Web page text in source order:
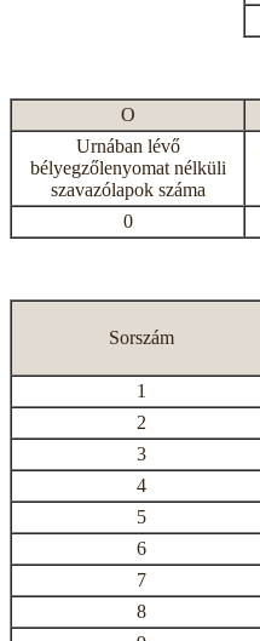
O
Urnában lévő
bélyegzőlenyomat nélküli
szavazólapok száma
0
Sorszám
1
2
3
4
5
6
7
8